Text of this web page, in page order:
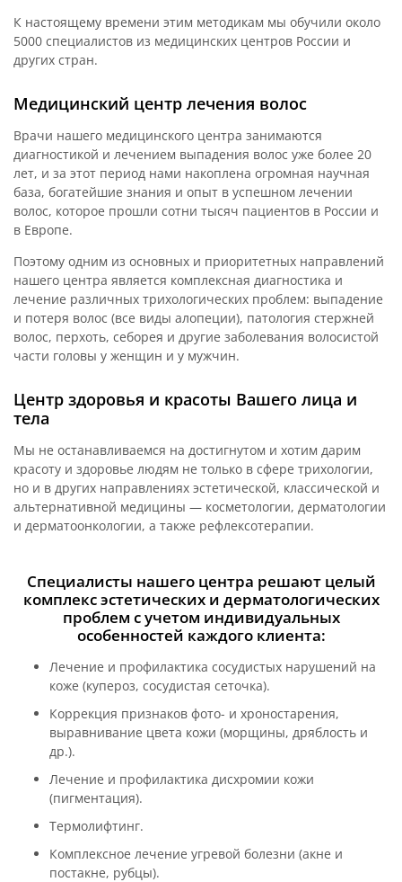
К настоящему времени этим методикам мы обучили около
5000 специалистов из медицинских центров России и
других стран.
Медицинский центр лечения волос
Врачи нашего медицинского центра занимаются
диагностикой и лечением выпадения волос уже более 20
лет, и за этот период нами накоплена огромная научная
база, богатейшие знания и опыт в успешном лечении
волос, которое прошли сотни тысяч пациентов в России и
в Европе.
Поэтому одним из основных и приоритетных направлений
нашего центра является комплексная диагностика и
лечение различных трихологических проблем: выпадение
и потеря волос (все виды алопеции), патология стержней
волос, перхоть, себорея и другие заболевания волосистой
части головы у женщин и у мужчин.
Центр здоровья и красоты Вашего лица и
тела
Мы не останавливаемся на достигнутом и хотим дарим
красоту и здоровье людям не только в сфере трихологии,
но и в других направлениях эстетической, классической и
альтернативной медицины — косметологии, дерматологии
и дерматоонкологии, а также рефлексотерапии.
Специалисты нашего центра решают целый
комплекс эстетических и дерматологических
проблем с учетом индивидуальных
особенностей каждого клиента:
Лечение и профилактика сосудистых нарушений на
коже (купероз, сосудистая сеточка).
Коррекция признаков фото- и хроностарения,
выравнивание цвета кожи (морщины, дряблость и
др.).
Лечение и профилактика дисхромии кожи
(пигментация).
Термолифтинг.
Комплексное лечение угревой болезни (акне и
постакне, рубцы).